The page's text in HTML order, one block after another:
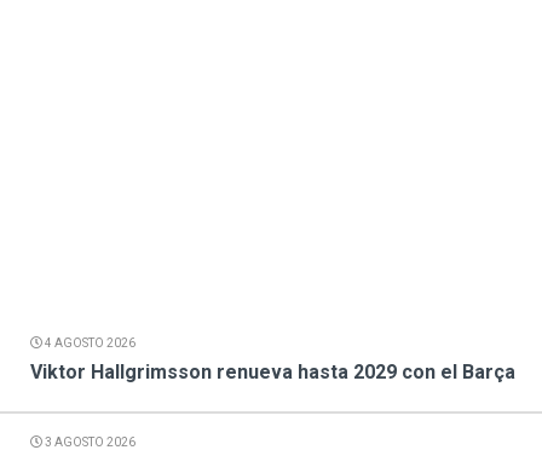
4 AGOSTO 2026
Viktor Hallgrimsson renueva hasta 2029 con el Barça
3 AGOSTO 2026